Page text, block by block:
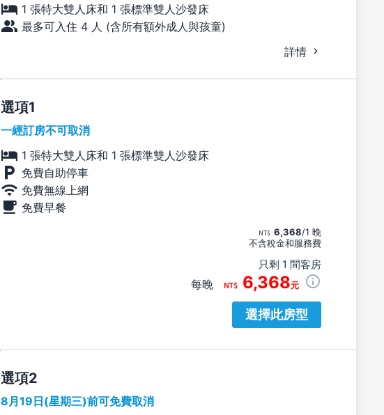
1 張特大雙人床和 1 張標準雙人沙發床
最多可入住 4 人 (含所有額外成人與孩童)
詳情
選項
一經訂房不可取消
1 張特大雙人床和 1 張標準雙人沙發床
免費自助停車
免費無線上網
免費早餐
6,368/1 晚
不含稅金和服務費
只剩 1 間客房
每晚 6,368元
選擇此房型
選項
8月19日(星期三)前可免費取消